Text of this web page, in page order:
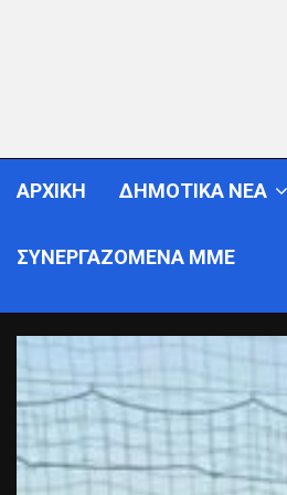
ΑΡΧΙΚΗ ΔΗΜΟΤΙΚΑ ΝΕΑ
ΣΥΝΕΡΓΑΖΟΜΕΝΑ ΜΜΕ